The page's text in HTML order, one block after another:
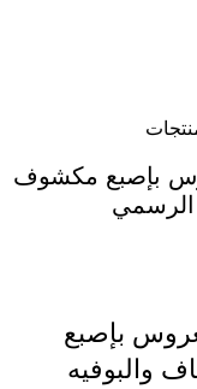
بإصبع مكشوف
الرسمي
بإصبع
والبوفيه